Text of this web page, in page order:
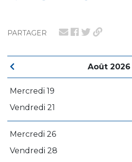
PARTAGER
Août 2026
Mercredi 19
Vendredi 21
Mercredi 26
Vendredi 28